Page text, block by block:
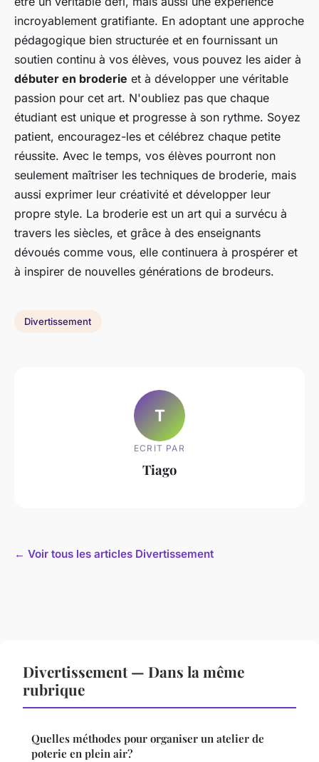
incroyablement gratifiante. En adoptant une approche
pédagogique bien structurée et en fournissant un
soutien continu à vos élèves, vous pouvez les aider à
débuter en broderie et à développer une véritable
passion pour cet art. N'oubliez pas que chaque
étudiant est unique et progresse à son rythme. Soyez
patient, encouragez-les et célébrez chaque petite
réussite. Avec le temps, vos élèves pourront non
seulement maîtriser les techniques de broderie, mais
aussi exprimer leur créativité et développer leur
propre style. La broderie est un art qui a survécu à
travers les siècles, et grâce à des enseignants
dévoués comme vous, elle continuera à prospérer et
à inspirer de nouvelles générations de brodeurs.
Divertissement
T
ECRIT PAR
Tiago
← Voir tous les articles Divertissement
Divertissement — Dans la même
rubrique
Quelles méthodes pour organiser un atelier de
poterie en plein air?